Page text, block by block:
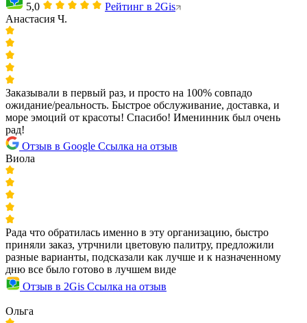
5,0
Рейтинг в 2Gis
Анастасия Ч.
Заказывали в первый раз, и просто на 100% совпадо
ожидание/реальность. Быстрое обслуживание, доставка, и
море эмоций от красоты! Спасибо! Именинник был очень
рад!
Отзыв в Google Ссылка на отзыв
Виола
Рада что обратилась именно в эту организацию, быстро
приняли заказ, утрчнили цветовую палитру, предложили
разные варианты, подсказали как лучше и к назначенному
дню все было готово в лучшем виде
Отзыв в 2Gis Ссылка на отзыв
Ольга